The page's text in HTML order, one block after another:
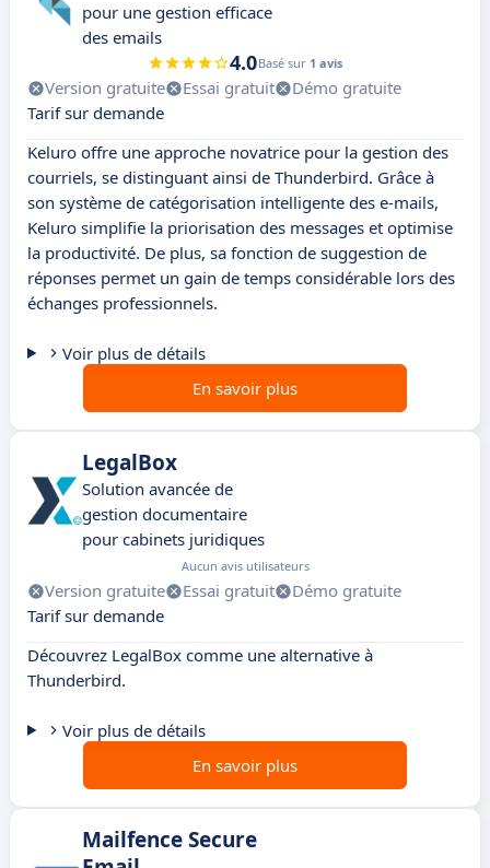
pour une gestion efficace
des emails
4.0Basé sur 1 avis
Version gratuite Essai gratuit
Démo gratuite
Tarif sur demande
Keluro offre une approche novatrice pour la gestion des
courriels, se distinguant ainsi de Thunderbird. Grâce à
son système de catégorisation intelligente des e-mails,
Keluro simplifie la priorisation des messages et optimise
la productivité. De plus, sa fonction de suggestion de
réponses permet un gain de temps considérable lors des
échanges professionnels.
Voir plus de détails
En savoir plus
LegalBox
Solution avancée de
gestion documentaire
pour cabinets juridiques
Aucun avis utilisateurs
Version gratuite Essai gratuit
Démo gratuite
Tarif sur demande
Découvrez LegalBox comme une alternative à
Thunderbird.
Voir plus de détails
En savoir plus
Mailfence Secure